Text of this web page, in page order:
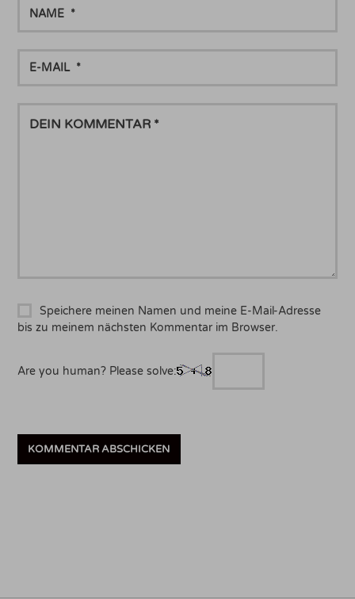
MAIL
KOMMENTAR
Speichere meinen Namen und meine E-Mail-Adresse
bis zu meinem nächsten Kommentar im Browser.
Are you human? Please solve: